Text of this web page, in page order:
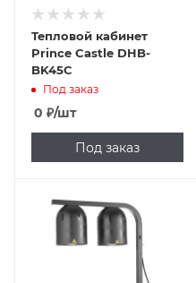
Тепловой кабинет
Prince Castle DHB-
BK45C
Под заказ
0 ₽/шт
Под заказ